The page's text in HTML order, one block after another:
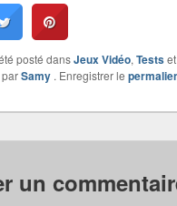
posté dansJeux Vidéo, Tests
parSamy . Enregistrer le
un